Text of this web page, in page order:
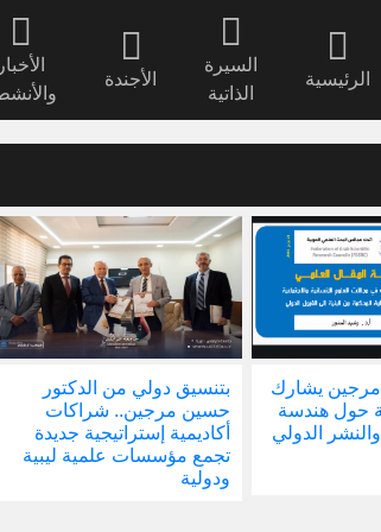
الرئيسية
السيرة
الذاتية
الأجندة
الأخبار
مرجين يشارك
حول هندسة
الدولي
بتنسيق دولي من الدكتور
حسين مرجين.. شراكات
أكاديمية إستراتيجية جديدة
تجمع مؤسسات علمية ليبية
ودولية